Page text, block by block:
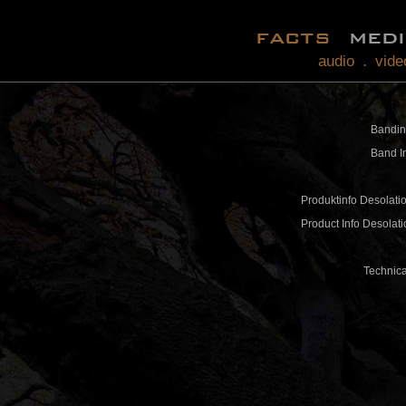
facts
audio .
Band
Produktinfo
Product Info